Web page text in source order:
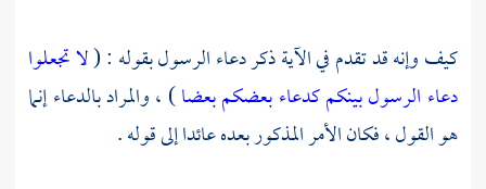
كيف وإنه قد تقدم في الآية ذكر دعاء الرسول بقوله : (لا تجعلوا
دعاء الرسول بينكم كدعاء بعضكم بعضا) ، والمراد بالدعاء إنما
هو القول ، فكان الأمر المذكور بعده عائدا إلى قوله .